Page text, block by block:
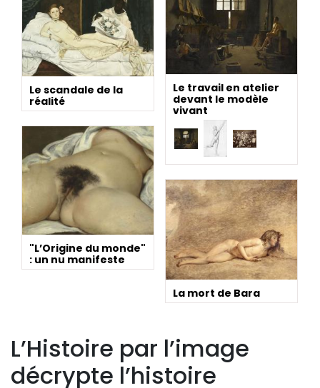
Le travail en atelier
devant le modèle
vivant
Le scandale de la
réalité
"L’Origine du monde"
: un nu manifeste
La mort de Bara
L’Histoire par l’image
décrypte l’histoire